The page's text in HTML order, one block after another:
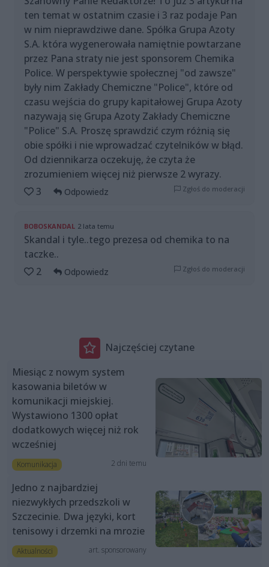
ten temat w ostatnim czasie i 3 raz podaje Pan
w nim nieprawdziwe dane. Spółka Grupa Azoty
S.A. która wygenerowała namiętnie powtarzane
przez Pana straty nie jest sponsorem Chemika
Police. W perspektywie społecznej "od zawsze"
były nim Zakłady Chemiczne "Police", które od
czasu wejścia do grupy kapitałowej Grupa Azoty
nazywają się Grupa Azoty Zakłady Chemiczne
"Police" S.A. Proszę sprawdzić czym różnią się
obie spółki i nie wprowadzać czytelników w błąd.
Od dziennikarza oczekuję, że czyta że
zrozumieniem więcej niż pierwsze 2 wyrazy.
3
Odpowiedz Zgłoś do moderacji
BOBOSKANDAL 2 lata temu
Skandal i tyle..tego prezesa od chemika to na
taczke..
2
Odpowiedz Zgłoś do moderacji
Najczęściej czytane
Miesiąc z nowym system
kasowania biletów w
komunikacji miejskiej.
Wystawiono 1300 opłat
dodatkowych więcej niż rok
wcześniej
Komunikacja 2 dni temu
Jedno z najbardziej
niezwykłych przedszkoli w
Szczecinie. Dwa języki, kort
tenisowy i drzemki na mrozie
Aktualności art. sponsorowany